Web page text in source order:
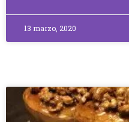
13 marzo, 2020